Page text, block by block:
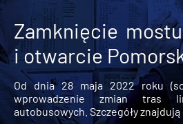
Zamknięcie
i otwarcie
Od dnia 28 maja 2022 roku
wprowadzenie zmian tras
autobusowych. Szczegóły